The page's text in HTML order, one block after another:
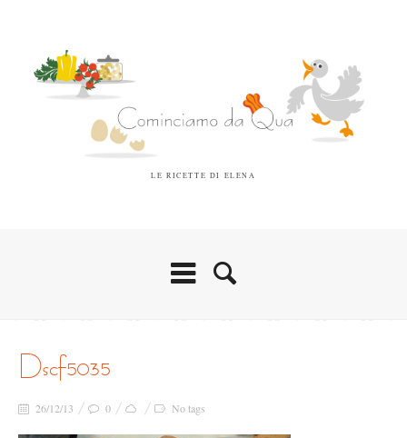
LE RICETTE DI ELENA
dscf5035
26/12/13 0 No tags